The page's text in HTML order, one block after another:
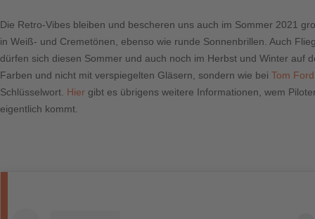
Die Retro-Vibes bleiben und bescheren uns auch im Sommer 2021
in Weiß- und Cremetönen, ebenso wie runde Sonnenbrillen. Auch
dürfen sich diesen Sommer und auch noch im Herbst und Winter auf
Farben und nicht mit verspiegelten Gläsern, sondern wie bei Tom Ford
Schlüsselwort. Hier gibt es übrigens weitere Informationen, wem
eigentlich kommt.